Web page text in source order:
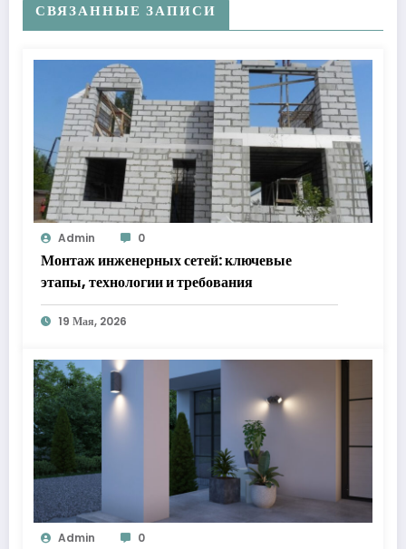
СВЯЗАННЫЕ ЗАПИСИ
Admin 0
Монтаж инженерных сетей: ключевые
этапы, технологии и требования
19 Мая, 2026
Admin 0